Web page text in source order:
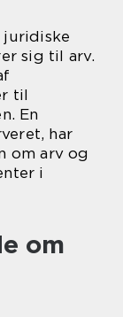
juridiske
sig til arv.
til
En
har
om arv og
i
om